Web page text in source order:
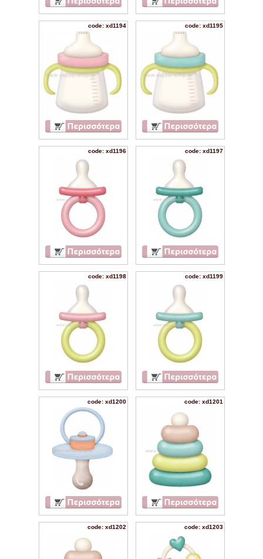
code: xd1194 code: xd1195
code: xd1196 code: xd1197
code: xd1198 code: xd1199
code: xd1200 code: xd1201
code: xd1202 code: xd1203